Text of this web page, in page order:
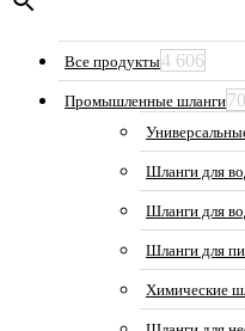
Все продукты4 606
Промышленные шланги
Шланги для
Шланги для
Шланги для
Химические